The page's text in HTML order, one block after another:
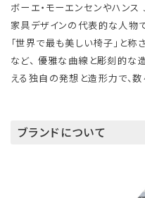
ボーエ・モーエンセンやハン
家具デザインの代表的な人物で
「世界で最も美しい椅子」と称
など、 優雅な曲線と彫刻的な
える独自の発想と造形力で、
ブランドについて